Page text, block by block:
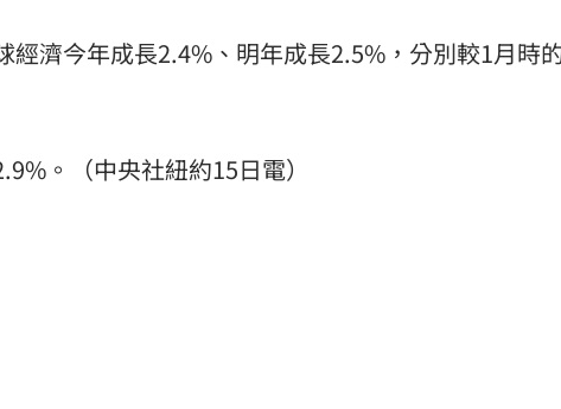
經濟今年成長2.4%、明年成長2.5%，分別較1月時
。（中央社紐約15日電）